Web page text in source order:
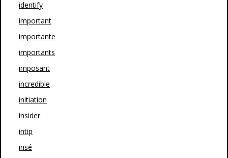
identify
important
importante
importants
imposant
incredible
initiation
insider
intip
irisé